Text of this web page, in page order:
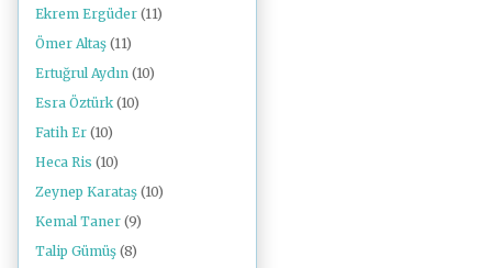
Ekrem Ergüder (11)
Ömer Altaş (11)
Ertuğrul Aydın (10)
Esra Öztürk (10)
Fatih Er (10)
Heca Ris (10)
Zeynep Karataş (10)
Kemal Taner (9)
Talip Gümüş (8)